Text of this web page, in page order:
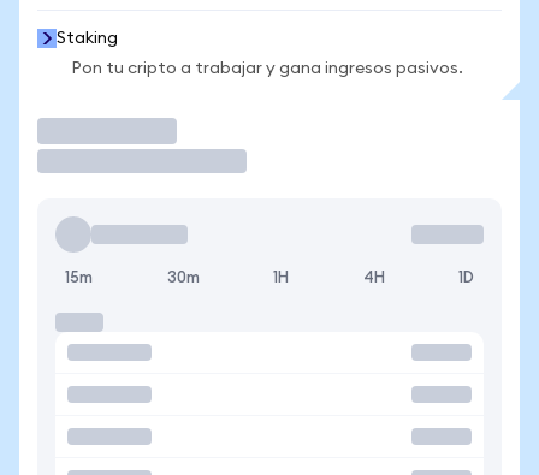
Staking
Pon tu cripto a trabajar y gana ingresos pasivos.
15m 30m 1H 4H 1D